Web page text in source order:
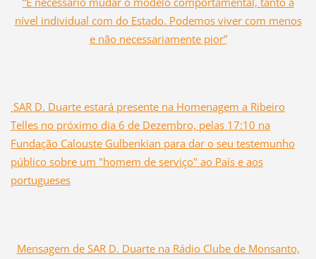
nível individual com do Estado. Podemos viver com menos
e não necessariamente pior”
SAR D. Duarte estará presente na Homenagem a Ribeiro
Telles no próximo dia 6 de Dezembro, pelas 17:10 na
Fundação Calouste Gulbenkian para dar o seu testemunho
público sobre um "homem de serviço" ao País e aos
portugueses
Mensagem de SAR D. Duarte na Rádio Clube de Monsanto,